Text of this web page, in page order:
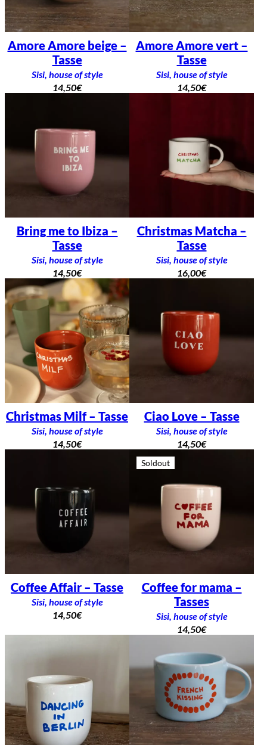
Amore Amore beige –
Tasse
Sisi, house of style
14,50€
Amore Amore vert –
Tasse
Sisi, house of style
14,50€
Bring me to Ibiza –
Tasse
Sisi, house of style
14,50€
Christmas Matcha –
Tasse
Sisi, house of style
16,00€
Christmas Milf – Tasse
Sisi, house of style
14,50€
Ciao Love – Tasse
Sisi, house of style
14,50€
Coffee Affair – Tasse
Sisi, house of style
14,50€
Soldout
Coffee for mama –
Tasses
Sisi, house of style
14,50€